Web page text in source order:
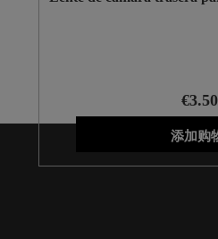
€3.50
添加购